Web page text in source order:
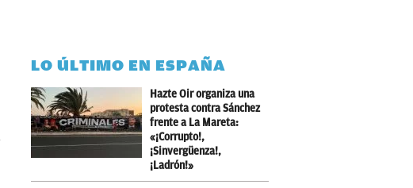
LO ÚLTIMO EN ESPAÑA
Hazte Oir organiza una
protesta contra Sánchez
frente a La Mareta:
«¡Corrupto!,
¡Sinvergüenza!,
¡Ladrón!»